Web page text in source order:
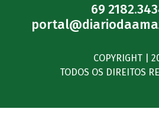
69
COPYRIGHT |
TODOS OS DIREITOS